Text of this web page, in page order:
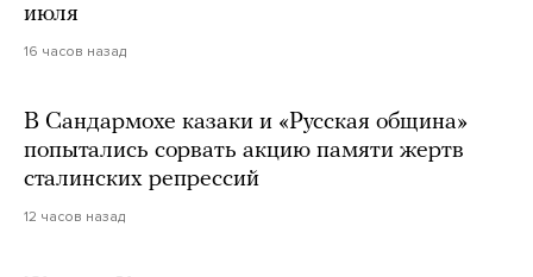
июля
16 часов назад
В Сандармохе казаки и «Русская община»
попытались сорвать акцию памяти жертв
сталинских репрессий
12 часов назад